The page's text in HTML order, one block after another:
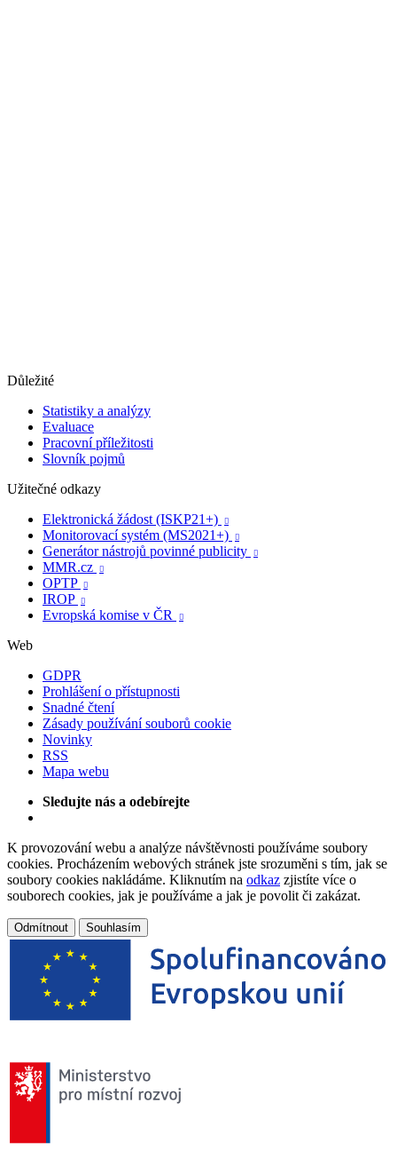
Důležité
Statistiky a analýzy
Evaluace
Pracovní příležitosti
Slovník pojmů
Užitečné odkazy
Elektronická žádost (ISKP21+)

Monitorovací systém (MS2021+) 
Generátor nástrojů povinné publicity 
MMR.cz 
OPTP 
IROP 
Evropská komise v ČR 
Web
GDPR
Prohlášení o přístupnosti
Snadné čtení
Zásady používání souborů cookie
Novinky
RSS
Mapa webu
Sledujte nás a odebírejte
K provozování webu a analýze návštěvnosti používáme soubory
cookies. Procházením webových stránek jste srozuměni s tím, jak se
soubory cookies nakládáme. Kliknutím na odkaz zjistíte více o
souborech cookies, jak je používáme a jak je povolit či zakázat.
Odmítnout Souhlasím